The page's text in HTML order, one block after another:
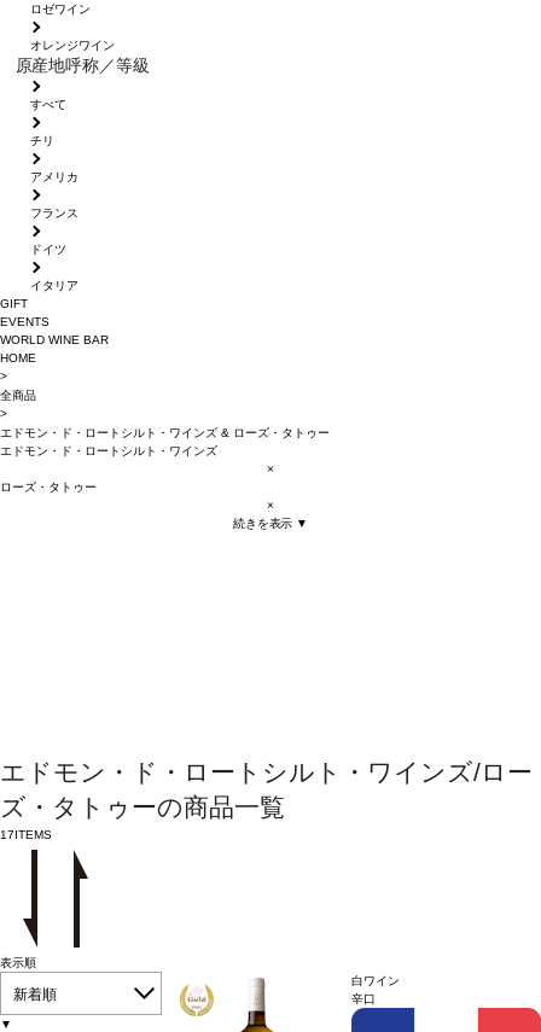
ロゼワイン
オレンジワイン
原産地呼称／等級
すべて
チリ
アメリカ
フランス
ドイツ
イタリア
GIFT
EVENTS
WORLD WINE BAR
HOME
>
全商品
>
エドモン・ド・ロートシルト・ワインズ& ローズ・タトゥー
エドモン・ド・ロートシルト・ワインズ
×
ローズ・タトゥー
×
続きを表示 ▼
エドモン・ド・ロートシルト・ワインズ/ロー
ズ・タトゥーの商品一覧
17ITEMS
表示順
新着順
▼
白ワイン
辛口